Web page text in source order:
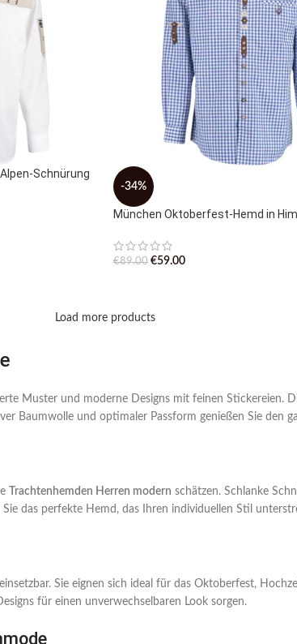
Schnürung
-34%
München Oktoberfest-Hemd in
€89.00 €59.00
Load more products
Muster und moderne Designs mit feinen Stickereien.
Baumwolle und optimaler Passform genießen Sie den
Trachtenhemden Herren modern schätzen. Schlanke
das perfekte Hemd, das Ihren individuellen Stil
Sie eignen sich ideal für das Oktoberfest,
für einen unverwechselbaren Look sorgen.